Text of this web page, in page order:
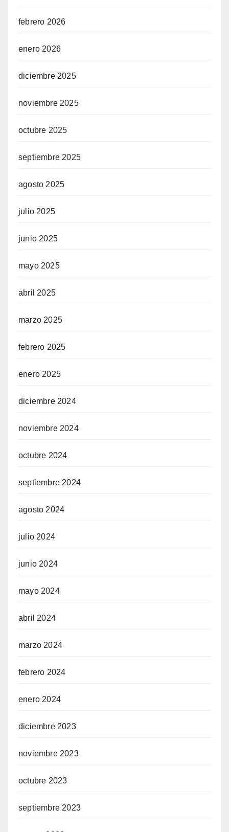
febrero 2026
enero 2026
diciembre 2025
noviembre 2025
octubre 2025
septiembre 2025
agosto 2025
julio 2025
junio 2025
mayo 2025
abril 2025
marzo 2025
febrero 2025
enero 2025
diciembre 2024
noviembre 2024
octubre 2024
septiembre 2024
agosto 2024
julio 2024
junio 2024
mayo 2024
abril 2024
marzo 2024
febrero 2024
enero 2024
diciembre 2023
noviembre 2023
octubre 2023
septiembre 2023